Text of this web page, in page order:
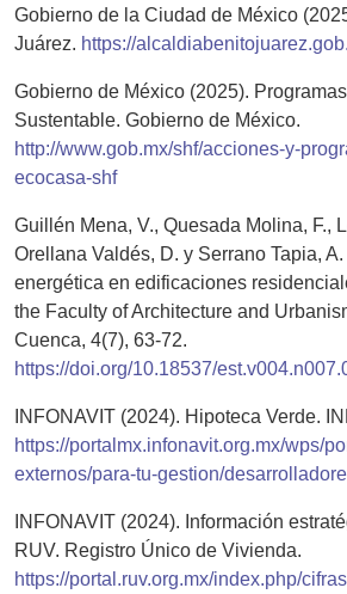
Gobierno de la Ciudad de México
Juárez. https://
Gobierno de México (2025).
Sustentable. Gobierno de México.
http://www.gob.mx/shf/acciones-y-
ecocasa-shf
Guillén Mena, V., Quesada Molina, F.,
Orellana Valdés, D. y Serrano Tapia,
energética en edificaciones
the Faculty of Architecture and
Cuenca, 4(7), 63-72.
https://doi.org/10.18537/
INFONAVIT (2024). Hipoteca Verde.
https://portalmx.infonavit.org.mx/wps/
externos/para-tu-gestion/
INFONAVIT (2024). Información
RUV. Registro Único de Vivienda.
https://portal.ruv.org.mx/index.php/